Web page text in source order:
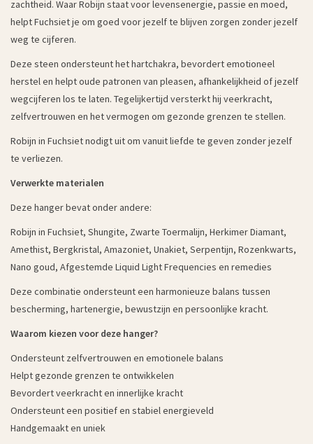
zachtheid. Waar Robijn staat voor levensenergie, passie en moed,
helpt Fuchsiet je om goed voor jezelf te blijven zorgen zonder jezelf
weg te cijferen.
Deze steen ondersteunt het hartchakra, bevordert emotioneel
herstel en helpt oude patronen van pleasen, afhankelijkheid of jezelf
wegcijferen los te laten. Tegelijkertijd versterkt hij veerkracht,
zelfvertrouwen en het vermogen om gezonde grenzen te stellen.
Robijn in Fuchsiet nodigt uit om vanuit liefde te geven zonder jezelf
te verliezen.
Verwerkte materialen
Deze hanger bevat onder andere:
Robijn in Fuchsiet, Shungite, Zwarte Toermalijn, Herkimer Diamant,
Amethist, Bergkristal, Amazoniet, Unakiet, Serpentijn, Rozenkwarts,
Nano goud, Afgestemde Liquid Light Frequencies en remedies
Deze combinatie ondersteunt een harmonieuze balans tussen
bescherming, hartenergie, bewustzijn en persoonlijke kracht.
Waarom kiezen voor deze hanger?
Ondersteunt zelfvertrouwen en emotionele balans
Helpt gezonde grenzen te ontwikkelen
Bevordert veerkracht en innerlijke kracht
Ondersteunt een positief en stabiel energieveld
Handgemaakt en uniek